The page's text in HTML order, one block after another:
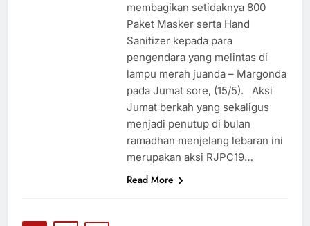
membagikan setidaknya 800
Paket Masker serta Hand
Sanitizer kepada para
pengendara yang melintas di
lampu merah juanda – Margonda
pada Jumat sore, (15/5). Aksi
Jumat berkah yang sekaligus
menjadi penutup di bulan
ramadhan menjelang lebaran ini
merupakan aksi RJPC19…
Read More